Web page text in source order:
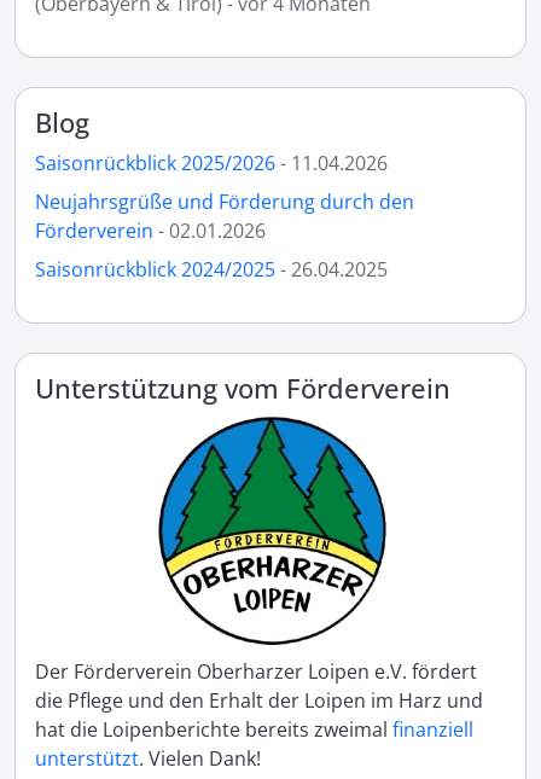
Blog
Saisonrückblick 2025/2026- 11.04.2026
Neujahrsgrüße und Förderung durch den
Förderverein - 02.01.2026
Saisonrückblick 2024/2025- 26.04.2025
Unterstützung vom Förderverein
Der Förderverein Oberharzer Loipen e.V. fördert
die Pflege und den Erhalt der Loipen im Harz und
hat die Loipenberichte bereits zweimal finanziell
unterstützt. Vielen Dank!